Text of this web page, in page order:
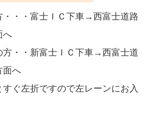
・・・富士ＩＣ下車→西富士道路
へ
方・・新富士ＩＣ下車→西富士道
面へ
すぐ左折ですので左レーンにお入